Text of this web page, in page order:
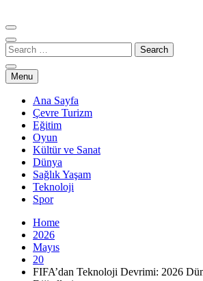
Menu
Ana Sayfa
Çevre Turizm
Eğitim
Oyun
Kültür ve Sanat
Dünya
Sağlık Yaşam
Teknoloji
Spor
Home
2026
Mayıs
20
FIFA’dan Teknoloji Devrimi: 2026